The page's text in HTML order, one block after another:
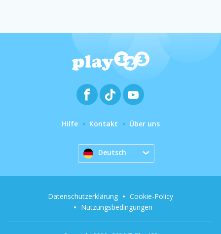
Hilfe Kontakt Über uns
Deutsch
Datenschutzerklärung
Cookie-Policy
Nutzungsbedingungen